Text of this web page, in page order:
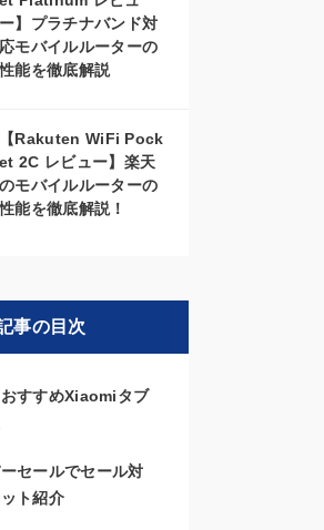
ー】プラチナバンド対
応モバイルルーターの
性能を徹底解説
【Rakuten WiFi Pock
et 2C レビュー】楽天
のモバイルルーターの
性能を徹底解説！
事の目次
すすめXiaomiタブ
セールでセール対
ト紹介